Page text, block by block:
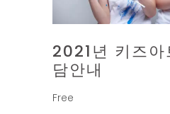
2021년 키즈
담안내
Free